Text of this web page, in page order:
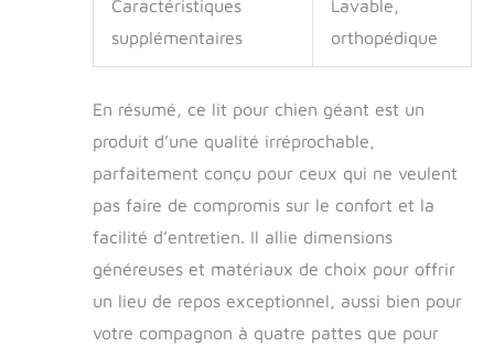
Caractéristiques
supplémentaires
Lavable,
orthopédique
En résumé, ce lit pour chien géant est un
produit d’une qualité irréprochable,
parfaitement conçu pour ceux qui ne veulent
pas faire de compromis sur le confort et la
facilité d’entretien. Il allie dimensions
généreuses et matériaux de choix pour offrir
un lieu de repos exceptionnel, aussi bien pour
votre compagnon à quatre pattes que pour